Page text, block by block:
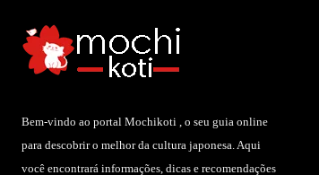
Bem-vindo ao portal Mochikoti , o seu guia online
para descobrir o melhor da cultura japonesa. Aqui
você encontrará informações, dicas e recomendações